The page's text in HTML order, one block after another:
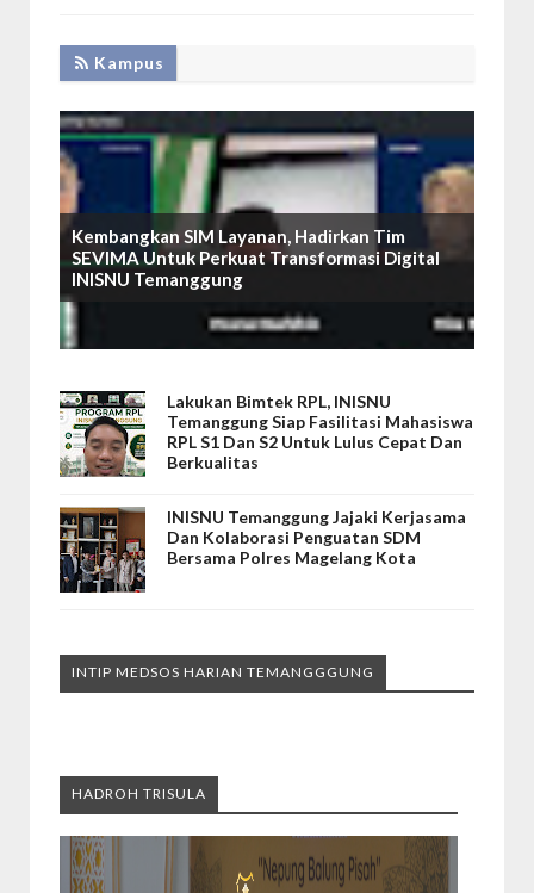
Kampus
Kembangkan SIM Layanan, Hadirkan Tim
SEVIMA Untuk Perkuat Transformasi Digital
INISNU Temanggung
Lakukan Bimtek RPL, INISNU
Temanggung Siap Fasilitasi Mahasiswa
RPL S1 Dan S2 Untuk Lulus Cepat Dan
Berkualitas
INISNU Temanggung Jajaki Kerjasama
Dan Kolaborasi Penguatan SDM
Bersama Polres Magelang Kota
INTIP MEDSOS HARIAN TEMANGGGUNG
HADROH TRISULA